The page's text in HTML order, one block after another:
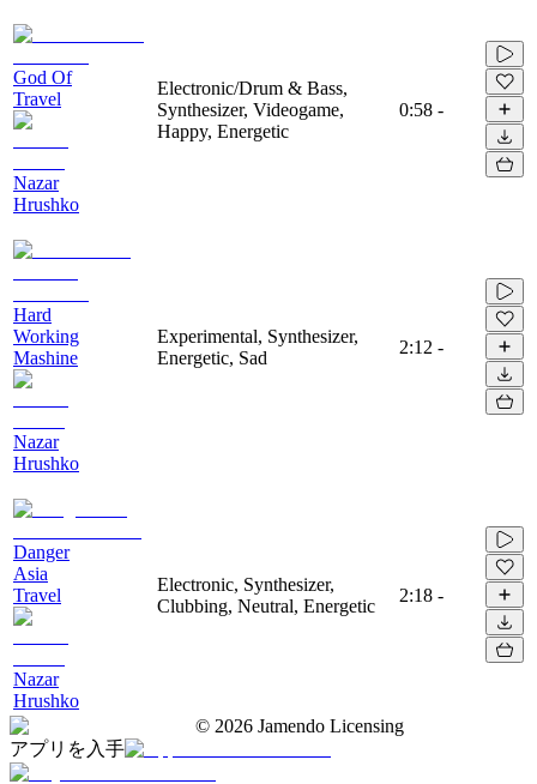
God Of
Travel
Nazar
Hrushko
Electronic/Drum & Bass,
Synthesizer, Videogame,
Happy, Energetic
0:58 -
Hard
Working
Mashine
Nazar
Hrushko
Experimental, Synthesizer,
Energetic, Sad
2:12 -
Danger
Asia
Travel
Nazar
Hrushko
Electronic, Synthesizer,
Clubbing, Neutral, Energetic
2:18 -
© 2026 Jamendo Licensing
アプリを入手